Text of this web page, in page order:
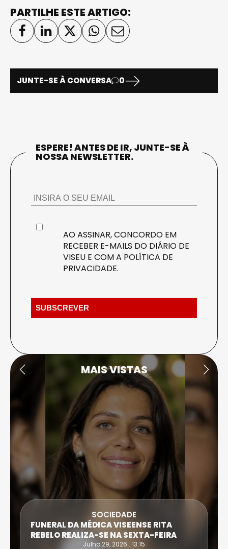
PARTILHE ESTE ARTIGO:
JUNTE-SE À CONVERSA 0
ESPERE! ANTES DE IR, JUNTE-SE À
NOSSA NEWSLETTER.
AO ASSINAR, CONCORDO EM
RECEBER E-MAILS DO DIÁRIO DE
VISEU E COM A POLÍTICA DE
PRIVACIDADE.
MAIS VISTAS
SOCIEDADE
FUNERAL DA MÉDICA VISEENSE RITA
REBELO REALIZA-SE NA SEXTA-FEIRA
Julho 29, 2026 . 13:15